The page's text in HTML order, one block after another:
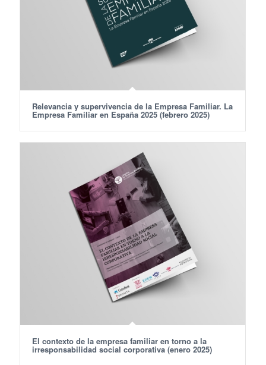
Relevancia y supervivencia de la Empresa Familiar. La
Empresa Familiar en España 2025 (febrero 2025)
El contexto de la empresa familiar en torno a la
irresponsabilidad social corporativa (enero 2025)